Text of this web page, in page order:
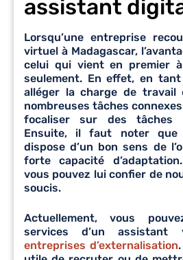
assistant
Lorsqu’une entreprise
virtuel à Madagascar,
celui qui vient en premier à
seulement. En effet, en
alléger la charge de travail
nombreuses tâches
focaliser sur des tâches
Ensuite, il faut noter que
dispose d’un bon sens de
forte capacité
vous pouvez lui confier de
soucis.
Actuellement, vous
services d’un
entreprises d’externalisation